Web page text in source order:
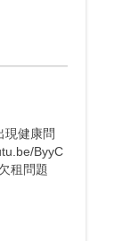
現健康問
ByyC
租問題